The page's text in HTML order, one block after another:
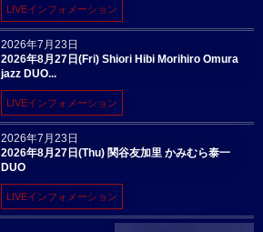
LIVEインフォメーション
2026年7月23日
2026年8月27日(Fri) Shiori Hibi Morihiro Omura
jazz DUO...
LIVEインフォメーション
2026年7月23日
2026年8月27日(Thu) 関谷友加里 かみむら泰一
DUO
LIVEインフォメーション